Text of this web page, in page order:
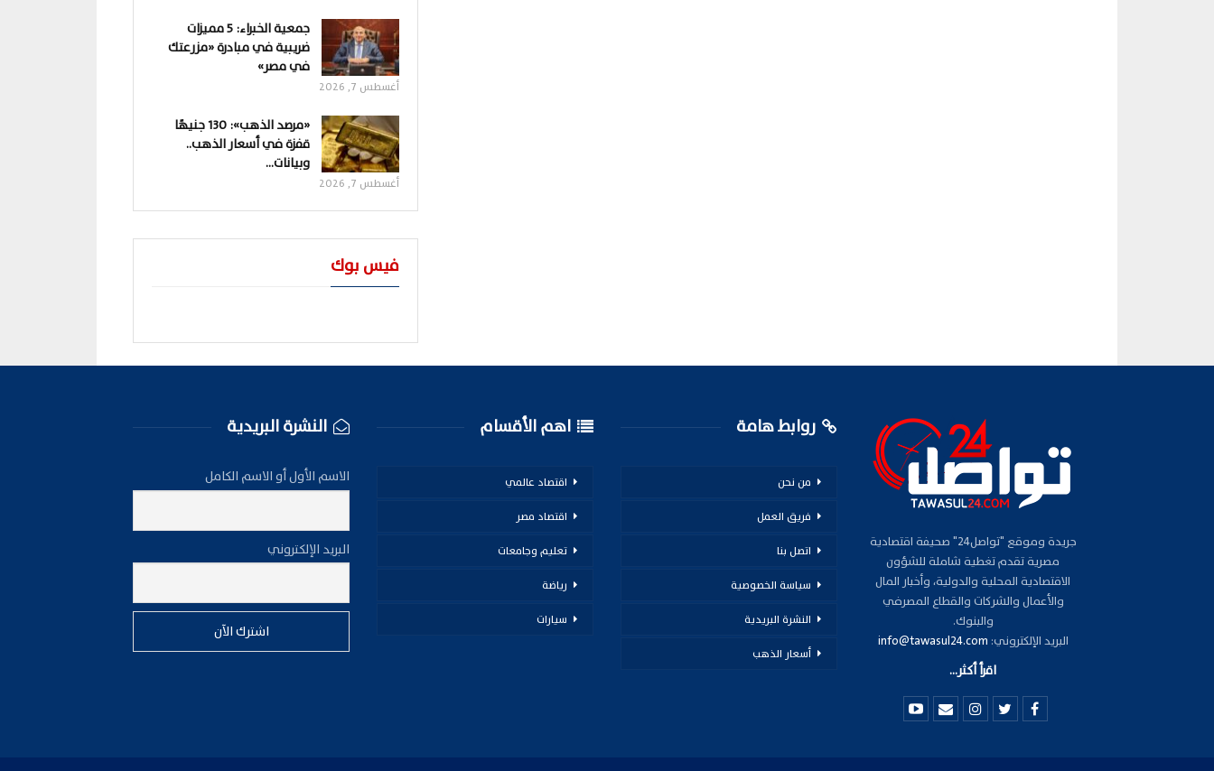
جمعية الخبراء: 5 مميزات
ضريبية في مبادرة «مزرعتك
في مصر»
أغسطس 7, 2026
«مرصد الذهب»: 130 جنيهًا
قفزة في أسعار الذهب..
وبيانات…
أغسطس 7, 2026
فيس بوك
جريدة وموقع "تواصل24" صحيفة اقتصادية
مصرية تقدم تغطية شاملة للشؤون
الاقتصادية المحلية والدولية، وأخبار المال
والأعمال والشركات والقطاع المصرفي
والبنوك.
البريد الإلكتروني: info@tawasul24.com
اقرأ أكثر...
روابط هامة
من نحن
فريق العمل
اتصل بنا
سياسة الخصوصية
النشرة البريدية
أسعار الذهب
اهم الأقسام
اقتصاد عالمي
اقتصاد مصر
تعليم وجامعات
رياضة
سيارات
النشرة البريدية
الاسم الأول أو الاسم الكامل
البريد الإلكتروني